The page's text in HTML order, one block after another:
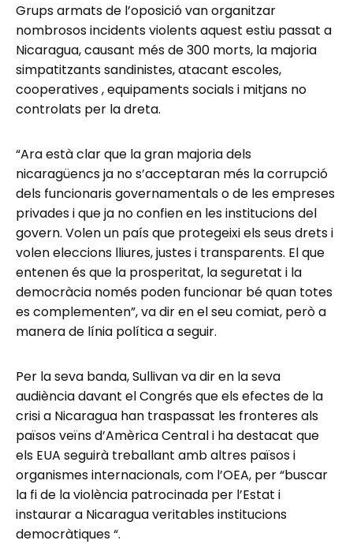
Grups armats de l’oposició van organitzar
nombrosos incidents violents aquest estiu passat a
Nicaragua, causant més de 300 morts, la majoria
simpatitzants sandinistes, atacant escoles,
cooperatives , equipaments socials i mitjans no
controlats per la dreta.
“Ara està clar que la gran majoria dels
nicaragüencs ja no s’acceptaran més la corrupció
dels funcionaris governamentals o de les empreses
privades i que ja no confien en les institucions del
govern. Volen un país que protegeixi els seus drets i
volen eleccions lliures, justes i transparents. El que
entenen és que la prosperitat, la seguretat i la
democràcia només poden funcionar bé quan totes
es complementen”, va dir en el seu comiat, però a
manera de línia política a seguir.
Per la seva banda, Sullivan va dir en la seva
audiència davant el Congrés que els efectes de la
crisi a Nicaragua han traspassat les fronteres als
països veïns d’Amèrica Central i ha destacat que
els EUA seguirà treballant amb altres països i
organismes internacionals, com l’OEA, per “buscar
la fi de la violència patrocinada per l’Estat i
instaurar a Nicaragua veritables institucions
democràtiques “.